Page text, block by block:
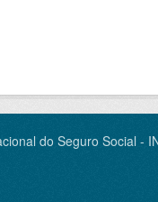
do Seguro Social -